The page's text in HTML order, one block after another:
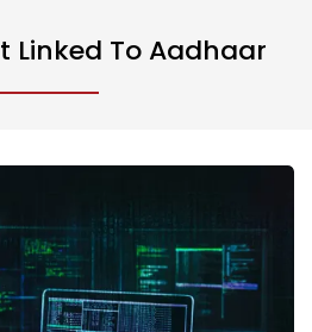
Linked To Aadhaar